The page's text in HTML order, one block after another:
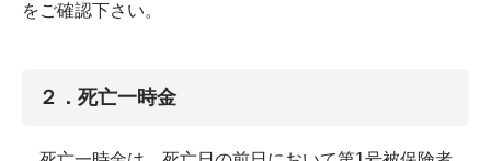
をご確認下さい。
２．死亡一時金